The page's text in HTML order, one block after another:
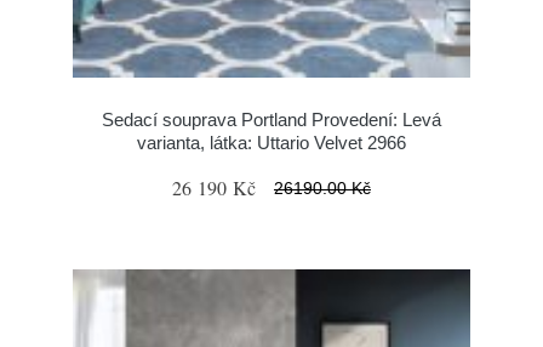
Sedací souprava Portland Provedení: Levá
varianta, látka: Uttario Velvet 2966
26 190 Kč 26190.00 Kč